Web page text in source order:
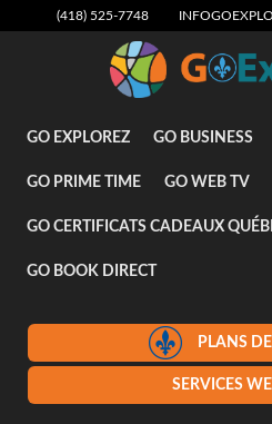
(418) 525-7748
GO EXPLOREZ GO BUSINESS
GO PRIME TIME GO WEB TV
GO CERTIFICATS CADEAUX
GO BOOK DIRECT
PLANS
SERVICES